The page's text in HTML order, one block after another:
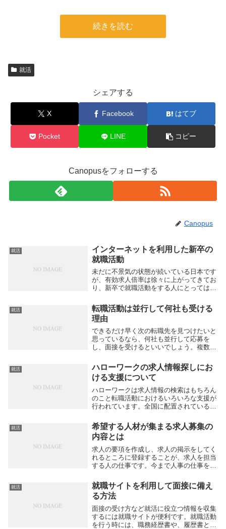
続きを読む
就活
シェアする
X Facebook はてブ
Pocket LINE コピー
Canopusをフォローする
Canopus
就活
インターネットを利用した新卒の
就職活動
未だに不景気の状態が続いている日本です
が、有効求人倍率は徐々に上がってきてお
り、新卒で就職活動をする人にとってはプ
て就職活動をする新卒の人たちは、一体ど
のようにして就職活動を進めているのでし
ょうか。就職...
就活
転職活動は並行して何社も受ける
理由
できるだけ早く次の転職先を見つけたいと
思っているなら、何社も並行して応募を
し、面接を受けるといいでしょう。複数の
どちらかが無駄骨になりますが、問題のあ
る行為ではありません。可能なら、ぎりぎ
りまで両天秤に...
就活
ハローワークの求人情報探しにお
ける支援について
ハローワークは求人情報の検索はもちろん
のこと転職活動におけるいろいろな支援が
行われています。全国に配置されている国
れば、誰でも無料で利用することが可能で
す。ハローワークの施設ごとに支援制度が
違うものもあ...
就活
希望する人材が集まる求人募集の
内容とは
求人の要項を作成し、求人の掲示をしてく
れるところに登録することが、求人を担当
する人の仕事です。今まで人事の仕事をし
用をかければいいのか、判断がつかないこ
ともいます。その際には、人事の担当者自
身が人材の募...
就活
就職サイトを利用して面接に備え
る方法
面接の受け方など就活に役立つ情報を収集
するには就職サイトが便利です。就職活動
を行う時には、職務経歴書や、履歴書とい